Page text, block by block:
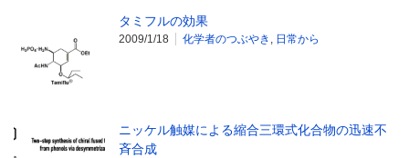
タミフルの効果
2009/1/18 化学者のつぶやき , 日常から
ニッケル触媒による縮合三環式化合物の迅速不
斉合成